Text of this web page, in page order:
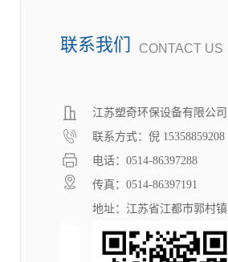
联系我们 CONTACT US
江苏塑奇环保设备有限公司
联系方式：倪 15358859208
电话：0514-86397288
传真：0514-86397191
地址：江苏省江都市郭村镇